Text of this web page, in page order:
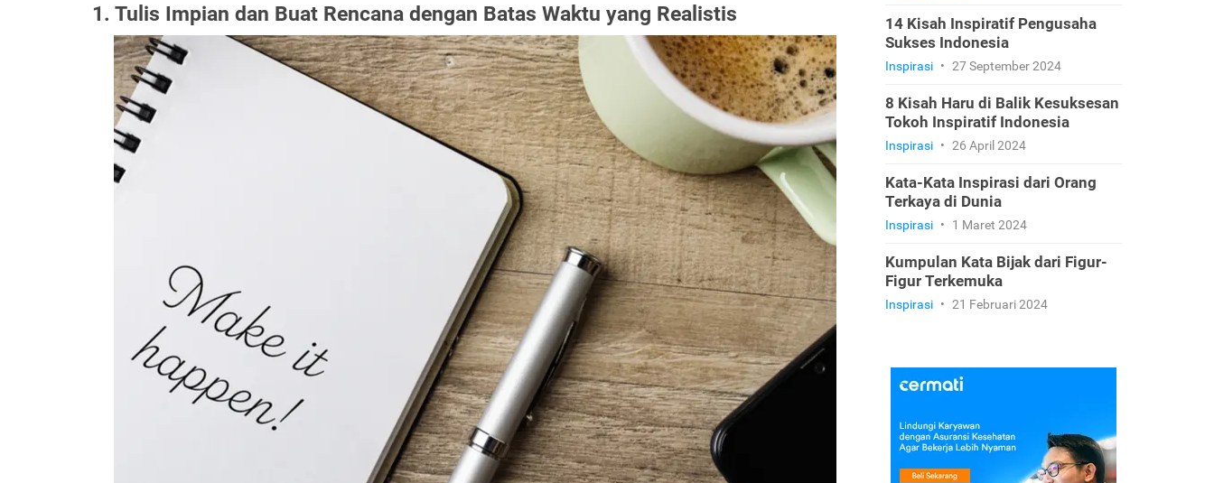
1. Tulis Impian dan Buat Rencana dengan Batas Waktu yang Realistis
14 Kisah Inspiratif Pengusaha
Sukses Indonesia
Inspirasi • 27 September 2024
8 Kisah Haru di Balik Kesuksesan
Tokoh Inspiratif Indonesia
Inspirasi • 26 April 2024
Kata-Kata Inspirasi dari Orang
Terkaya di Dunia
Inspirasi • 1 Maret 2024
Kumpulan Kata Bijak dari Figur-
Figur Terkemuka
Inspirasi • 21 Februari 2024